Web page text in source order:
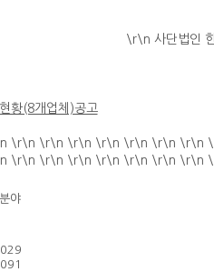
\r\n 사단법인
황(8개업체)공고
\r\n \r\n \r\n \r\n \r\n \r\n \r\n
\r\n \r\n \r\n \r\n \r\n \r\n \r\n
야